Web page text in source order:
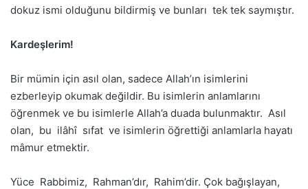
dokuz ismi olduğunu bildirmiş ve bunları tek tek saymıştır.
Kardeşlerim!
Bir mümin için asıl olan, sadece Allah’ın isimlerini
ezberleyip okumak değildir. Bu isimlerin anlamlarını
öğrenmek ve bu isimlerle Allah’a duada bulunmaktır. Asıl
olan, bu ilâhî sıfat ve isimlerin öğrettiği anlamlarla hayatı
mâmur etmektir.
Yüce Rabbimiz, Rahman’dır, Rahim’dir. Çok bağışlayan,